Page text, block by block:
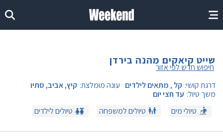
שייט קיאקים מהנה בירדן
חיפוש חדש לפי אזור
דרגת קושי: קל , מתאים לילדים עונה מומלצת: קיץ, אביב, סתיו
משך טיול: עד חצי יום
טיולי מים
טיולים למשפחה טיולים לילדים